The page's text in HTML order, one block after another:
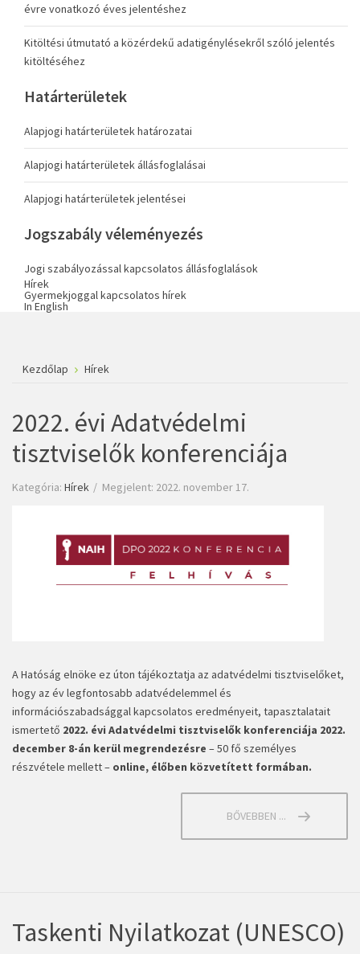
évre vonatkozó éves jelentéshez
Kitöltési útmutató a közérdekű adatigénylésekről szóló jelentés
kitöltéséhez
Határterületek
Alapjogi határterületek határozatai
Alapjogi határterületek állásfoglalásai
Alapjogi határterületek jelentései
Jogszabály véleményezés
Jogi szabályozással kapcsolatos állásfoglalások
Hírek
Gyermekjoggal kapcsolatos hírek
In English
Kezdőlap Hírek
2022. évi Adatvédelmi
tisztviselők konferenciája
Kategória: Hírek Megjelent: 2022. november 17.
A Hatóság elnöke ez úton tájékoztatja az adatvédelmi tisztviselőket,
hogy az év legfontosabb adatvédelemmel és
információszabadsággal kapcsolatos eredményeit, tapasztalatait
ismertető 2022. évi Adatvédelmi tisztviselők konferenciája 2022.
december 8-án kerül megrendezésre – 50 fő személyes
részvétele mellett – online, élőben közvetített formában.
BŐVEBBEN ...
Taskenti Nyilatkozat (UNESCO)